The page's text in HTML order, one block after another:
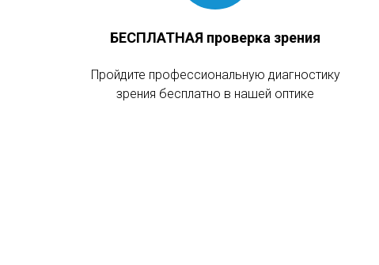
БЕСПЛАТНАЯ проверка зрения
Пройдите профессиональную диагностику
зрения бесплатно в нашей оптике